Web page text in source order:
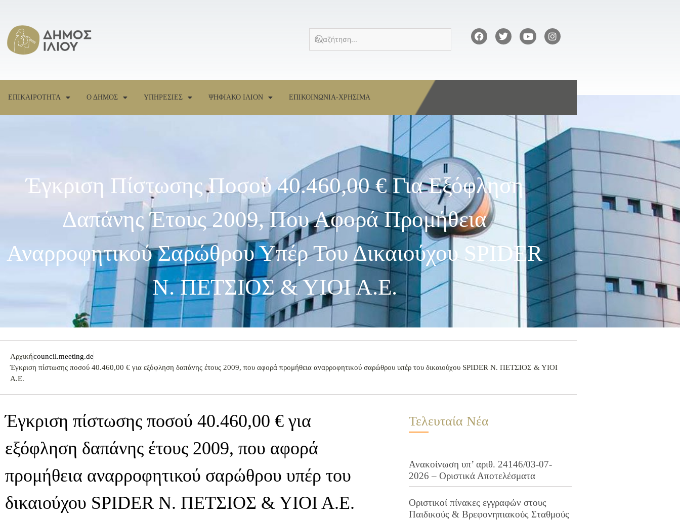
ΕΠΙΚΑΙΡΟΤΗΤΑ Ο ΔΗΜΟΣ ΥΠΗΡΕΣΙΕΣ ΨΗΦΙΑΚΟ ΙΛΙΟΝ ΕΠΙΚΟΙΝΩΝΙΑ-ΧΡΗΣΙΜΑ
Έγκριση Πίστωσης Ποσού 40.460,00 € Για Εξόφληση
Δαπάνης Έτους 2009, Που Αφορά Προμήθεια
Αναρροφητικού Σαρώθρου Υπέρ Του Δικαιούχου SPIDER
Ν. ΠΕΤΣΙΟΣ & ΥΙΟΙ Α.Ε.
Αρχικήcouncil.meeting.de
Έγκριση πίστωσης ποσού 40.460,00 € για εξόφληση δαπάνης έτους 2009, που αφορά προμήθεια αναρροφητικού σαρώθρου υπέρ του δικαιούχου SPIDER Ν. ΠΕΤΣΙΟΣ & ΥΙΟΙ
Α.Ε.
Έγκριση πίστωσης ποσού 40.460,00 € για
εξόφληση δαπάνης έτους 2009, που αφορά
προμήθεια αναρροφητικού σαρώθρου υπέρ του
δικαιούχου SPIDER Ν. ΠΕΤΣΙΟΣ & ΥΙΟΙ Α.Ε.
Τελευταία Νέα
Ανακοίνωση υπ’ αριθ. 24146/03-07-
2026 – Οριστικά Αποτελέσματα
Οριστικοί πίνακες εγγραφών στους
Παιδικούς & Βρεφονηπιακούς Σταθμούς